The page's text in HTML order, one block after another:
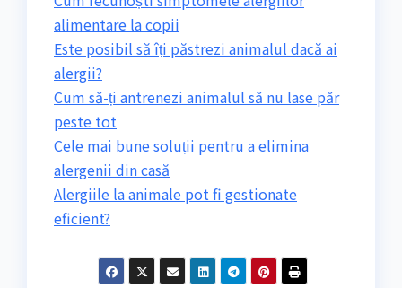
alimentare la copii
Este posibil să îți păstrezi animalul dacă ai
alergii?
Cum să-ți antrenezi animalul să nu lase păr
peste tot
Cele mai bune soluții pentru a elimina
alergenii din casă
Alergiile la animale pot fi gestionate
eficient?